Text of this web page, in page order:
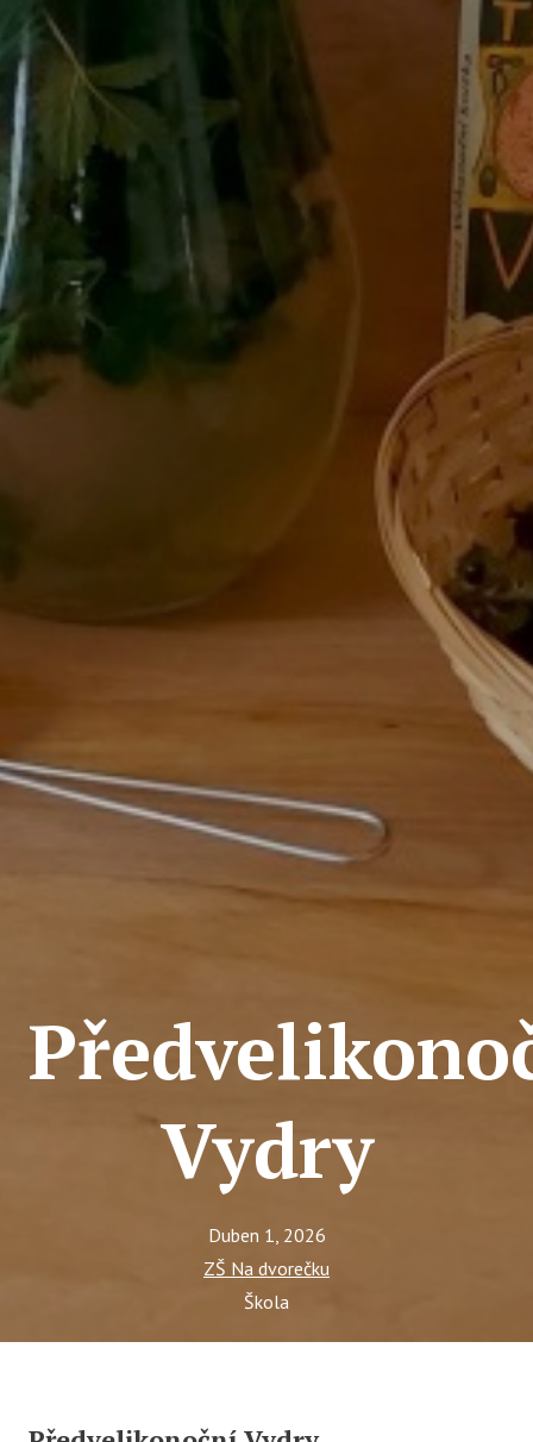
Vydry
Duben 1, 2026
ZŠ Na dvorečku
Škola